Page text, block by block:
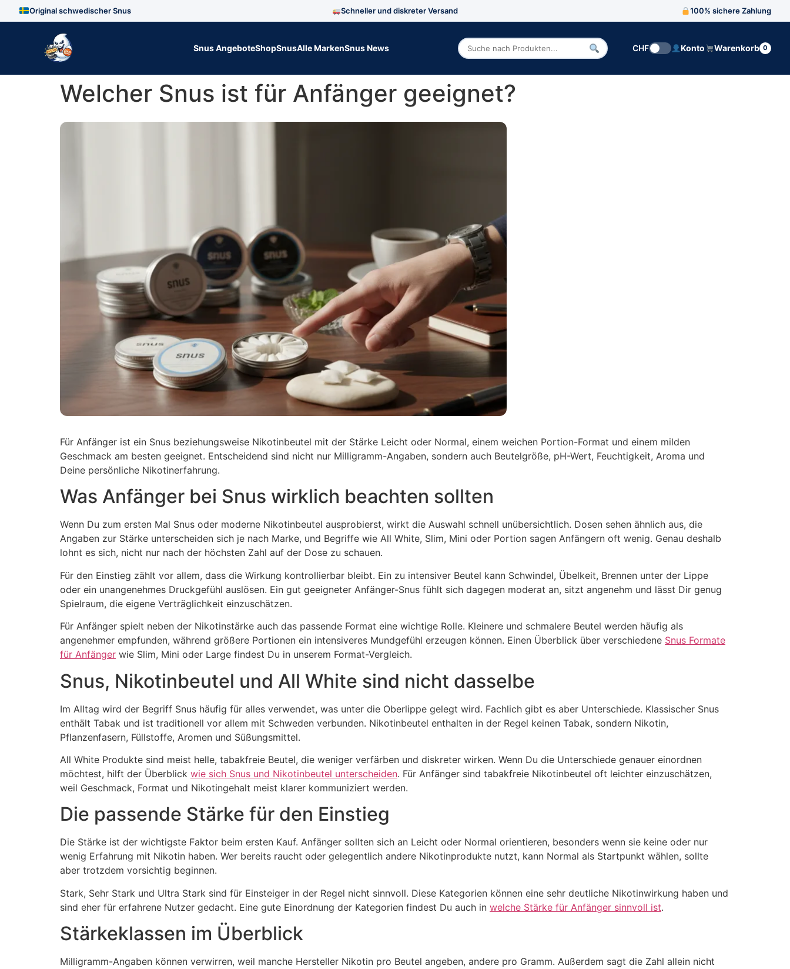
Original schwedischer Snus Schneller und diskreter Versand 100% sichere Zahlung
Snus AngeboteShopSnusAlle MarkenSnus News Zoek producten CHF Konto Warenkorb 0
Welcher Snus ist für Anfänger geeignet?
Für Anfänger ist ein Snus beziehungsweise Nikotinbeutel mit der Stärke Leicht oder Normal, einem weichen Portion-Format und einem milden
Geschmack am besten geeignet. Entscheidend sind nicht nur Milligramm-Angaben, sondern auch Beutelgröße, pH-Wert, Feuchtigkeit, Aroma und
Deine persönliche Nikotinerfahrung.
Was Anfänger bei Snus wirklich beachten sollten
Wenn Du zum ersten Mal Snus oder moderne Nikotinbeutel ausprobierst, wirkt die Auswahl schnell unübersichtlich. Dosen sehen ähnlich aus, die
Angaben zur Stärke unterscheiden sich je nach Marke, und Begriffe wie All White, Slim, Mini oder Portion sagen Anfängern oft wenig. Genau deshalb
lohnt es sich, nicht nur nach der höchsten Zahl auf der Dose zu schauen.
Für den Einstieg zählt vor allem, dass die Wirkung kontrollierbar bleibt. Ein zu intensiver Beutel kann Schwindel, Übelkeit, Brennen unter der Lippe
oder ein unangenehmes Druckgefühl auslösen. Ein gut geeigneter Anfänger-Snus fühlt sich dagegen moderat an, sitzt angenehm und lässt Dir genug
Spielraum, die eigene Verträglichkeit einzuschätzen.
Für Anfänger spielt neben der Nikotinstärke auch das passende Format eine wichtige Rolle. Kleinere und schmalere Beutel werden häufig als
angenehmer empfunden, während größere Portionen ein intensiveres Mundgefühl erzeugen können. Einen Überblick über verschiedene Snus Formate
für Anfänger wie Slim, Mini oder Large findest Du in unserem Format-Vergleich.
Snus, Nikotinbeutel und All White sind nicht dasselbe
Im Alltag wird der Begriff Snus häufig für alles verwendet, was unter die Oberlippe gelegt wird. Fachlich gibt es aber Unterschiede. Klassischer Snus
enthält Tabak und ist traditionell vor allem mit Schweden verbunden. Nikotinbeutel enthalten in der Regel keinen Tabak, sondern Nikotin,
Pflanzenfasern, Füllstoffe, Aromen und Süßungsmittel.
All White Produkte sind meist helle, tabakfreie Beutel, die weniger verfärben und diskreter wirken. Wenn Du die Unterschiede genauer einordnen
möchtest, hilft der Überblick wie sich Snus und Nikotinbeutel unterscheiden. Für Anfänger sind tabakfreie Nikotinbeutel oft leichter einzuschätzen,
weil Geschmack, Format und Nikotingehalt meist klarer kommuniziert werden.
Die passende Stärke für den Einstieg
Die Stärke ist der wichtigste Faktor beim ersten Kauf. Anfänger sollten sich an Leicht oder Normal orientieren, besonders wenn sie keine oder nur
wenig Erfahrung mit Nikotin haben. Wer bereits raucht oder gelegentlich andere Nikotinprodukte nutzt, kann Normal als Startpunkt wählen, sollte
aber trotzdem vorsichtig beginnen.
Stark, Sehr Stark und Ultra Stark sind für Einsteiger in der Regel nicht sinnvoll. Diese Kategorien können eine sehr deutliche Nikotinwirkung haben und
sind eher für erfahrene Nutzer gedacht. Eine gute Einordnung der Kategorien findest Du auch in welche Stärke für Anfänger sinnvoll ist.
Stärkeklassen im Überblick
Milligramm-Angaben können verwirren, weil manche Hersteller Nikotin pro Beutel angeben, andere pro Gramm. Außerdem sagt die Zahl allein nicht